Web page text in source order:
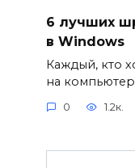
6 лучших
в Windows
Каждый, кто
на
0 1.2к.